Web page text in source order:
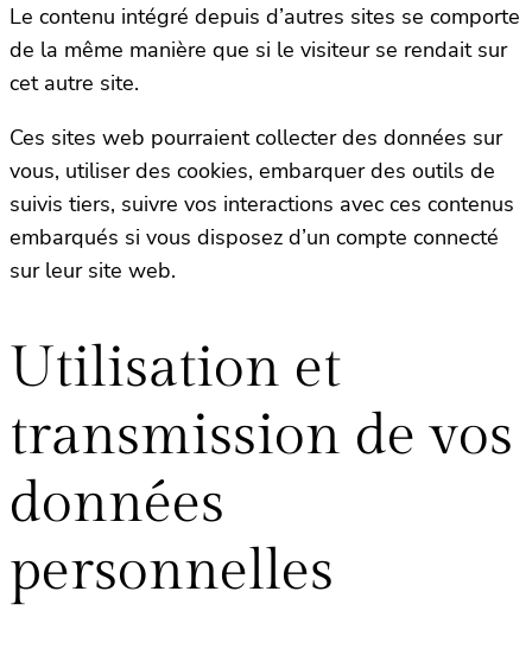
Le contenu intégré depuis d’autres sites se comporte
de la même manière que si le visiteur se rendait sur
cet autre site.
Ces sites web pourraient collecter des données sur
vous, utiliser des cookies, embarquer des outils de
suivis tiers, suivre vos interactions avec ces contenus
embarqués si vous disposez d’un compte connecté
sur leur site web.
Utilisation et
transmission de vos
données
personnelles